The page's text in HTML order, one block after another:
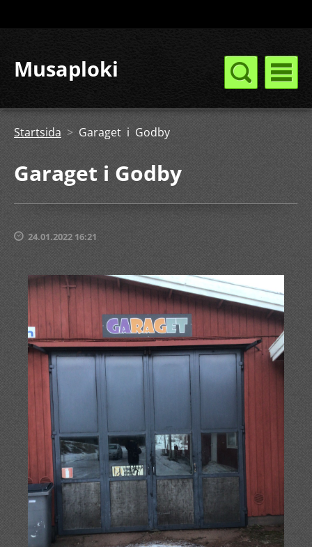
Musaploki
Startsida > Garaget i Godby
Garaget i Godby
24.01.2022 16:21